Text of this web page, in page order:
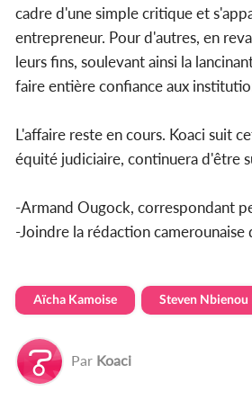
cadre d'une simple critique et
entrepreneur. Pour d'autres, en
leurs fins, soulevant ainsi la
faire entière confiance aux
L'affaire reste en cours. Koaci suit
équité judiciaire, continuera d'être
-Armand Ougock, correspondant
-Joindre la rédaction
Aïcha Kamoise Steven
Par Koaci